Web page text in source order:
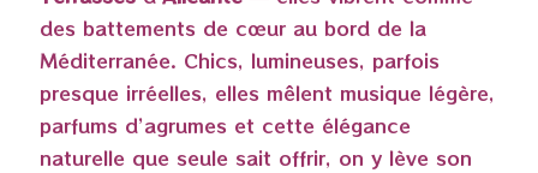
des battements de cœur au bord de la
Méditerranée. Chics, lumineuses, parfois
presque irréelles, elles mêlent musique légère,
parfums d’agrumes et cette élégance
naturelle que seule sait offrir, on y lève son